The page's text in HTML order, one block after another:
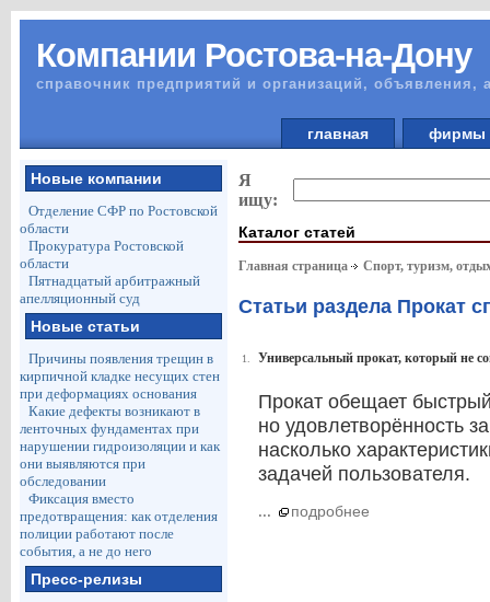
Компании Ростова-на-Дону
справочник предприятий и организаций, объявления,
главная
Новые компании
Отделение СФР по Ростовской
области
Прокуратура Ростовской
области
Пятнадцатый арбитражный
апелляционный суд
Новые статьи
Причины появления трещин в
кирпичной кладке несущих стен
при деформациях основания
Какие дефекты возникают в
ленточных фундаментах при
нарушении гидроизоляции и как
они выявляются при
обследовании
Фиксация вместо
предотвращения: как отделения
полиции работают после
события, а не до него
Пресс-релизы
Я
ищу:
Каталог статей
Главная страница Спорт, туризм,
Статьи раздела Прокат
1. Универсальный прокат, который не
Прокат обещает
но удовлетворённость
насколько
задачей пользователя.
... подробнее